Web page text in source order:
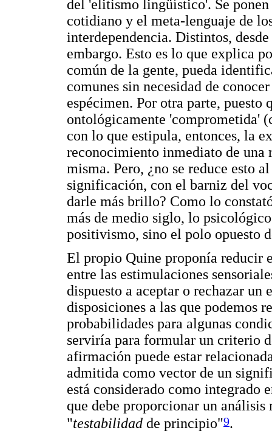
del 'elitismo lingüístico'. Se
cotidiano y el meta-lenguaje de
interdependencia. Distintos,
embargo. Esto es lo que explica
común de la gente, pueda
comunes sin necesidad de
espécimen. Por otra parte, puesto
ontológicamente 'comprometida'
con lo que estipula, entonces, la
reconocimiento inmediato de
misma. Pero, ¿no se reduce esto
significación, con el barniz del
darle más brillo? Como lo
más de medio siglo, lo
positivismo, sino el polo opuesto
El propio Quine proponía reducir
entre las estimulaciones
dispuesto a aceptar o rechazar un
disposiciones a las que podemos
probabilidades para algunas
serviría para formular un criterio
afirmación puede estar
admitida como vector de un
está considerado como integrado
que debe proporcionar un
"testabilidad de principio"9.